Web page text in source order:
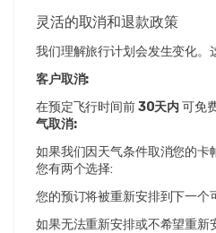
灵活的取消和退款政策
我们理解旅行计划会发生变化。
客户取消:
在预定飞行时间前 30天内 可免
气取消:
如果我们因天气条件取消您的卡
您有两个选择:
您的预订将被重新安排到下一个
如果无法重新安排或不希望重新